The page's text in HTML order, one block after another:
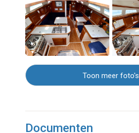
Toon meer foto's
Documenten